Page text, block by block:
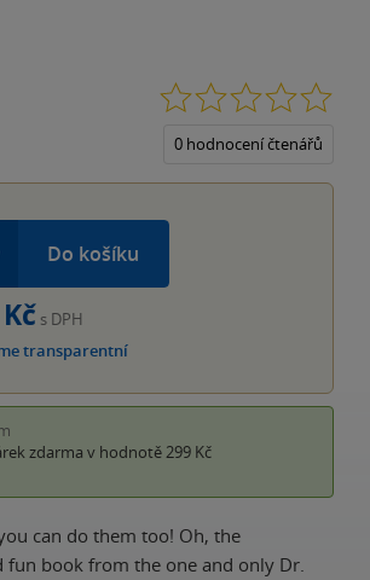
0 hodnocení čtenářů
Do košíku
s DPH
transparentní
zdarma v hodnotě 299 Kč
can do them too! Oh, the
fun book from the one and only Dr.